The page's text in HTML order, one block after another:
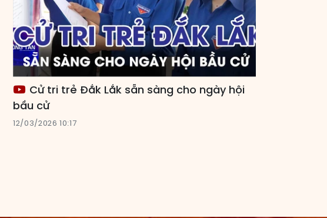
Cử tri trẻ Đắk Lắk sẵn sàng cho ngày hội
bầu cử
12/03/2026 10:17